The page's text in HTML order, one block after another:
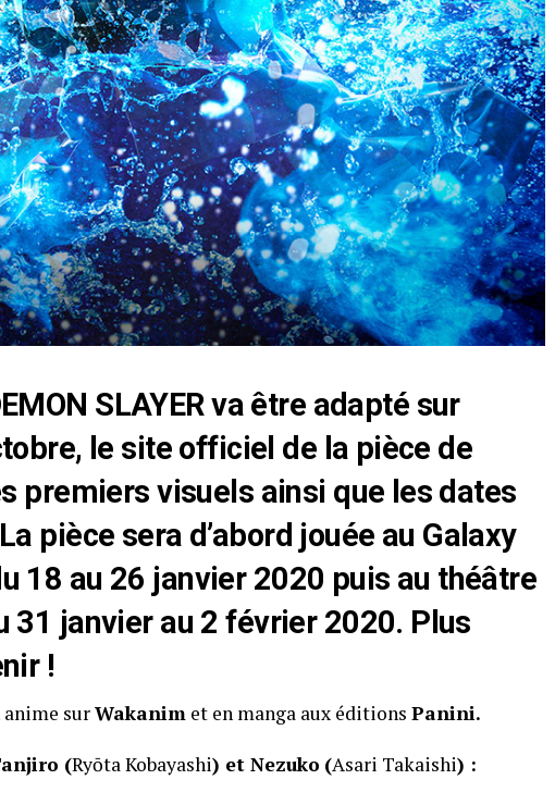
SLAYER va être adapté sur
le site officiel de la pièce de
premiers visuels ainsi que les dates
pièce sera d’abord jouée au Galaxy
18 au 26 janvier 2020 puis au théâtre
31 janvier au 2 février 2020. Plus
!
anime surWakanim et en manga aux éditions Panini.
(Ryōta Kobayashi) et Nezuko (Asari Takaishi) :